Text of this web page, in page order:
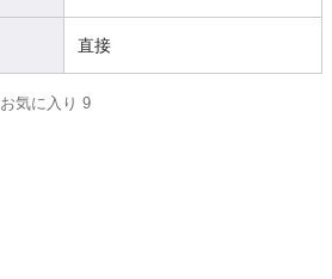
直接
お気に入り 9